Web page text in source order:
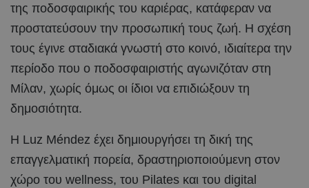
της ποδοσφαιρικής του καριέρας, κατάφεραν να
προστατεύσουν την προσωπική τους ζωή. Η σχέση
τους έγινε σταδιακά γνωστή στο κοινό, ιδιαίτερα την
περίοδο που ο ποδοσφαιριστής αγωνιζόταν στη
Μίλαν, χωρίς όμως οι ίδιοι να επιδιώξουν τη
δημοσιότητα.
Η Luz Méndez έχει δημιουργήσει τη δική της
επαγγελματική πορεία, δραστηριοποιούμενη στον
χώρο του wellness, του Pilates και του digital